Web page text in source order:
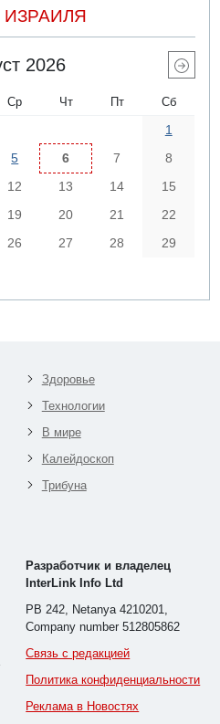
2026
Ср Чт Пт Сб
1
5 6 7
8
12 13 14
15
19 20 21
22
26 27 28
29
Здоровье
Технологии
В мире
Калейдоскоп
Трибуна
Разработчик и владелец
InterLink Info Ltd
PB 242, Netanya 4210201,
Company number 512805862
Связь с редакцией
Политика конфиденциальности
Реклама в Новостях